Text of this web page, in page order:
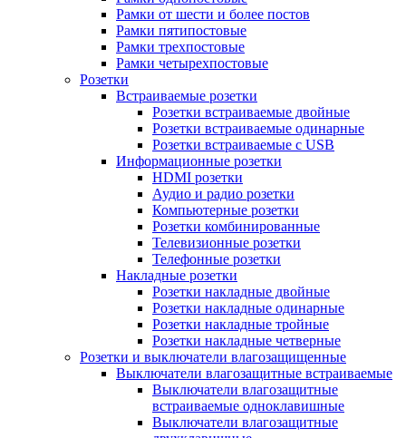
Рамки от шести и более постов
Рамки пятипостовые
Рамки трехпостовые
Рамки четырехпостовые
Розетки
Встраиваемые розетки
Розетки встраиваемые двойные
Розетки встраиваемые одинарные
Розетки встраиваемые с USB
Информационные розетки
HDMI розетки
Аудио и радио розетки
Компьютерные розетки
Розетки комбинированные
Телевизионные розетки
Телефонные розетки
Накладные розетки
Розетки накладные двойные
Розетки накладные одинарные
Розетки накладные тройные
Розетки накладные четверные
Розетки и выключатели влагозащищенные
Выключатели влагозащитные встраиваемые
Выключатели влагозащитные
встраиваемые одноклавишные
Выключатели влагозащитные